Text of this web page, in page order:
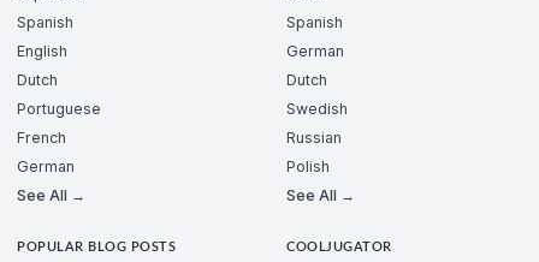
Spanish
English
Dutch
Portuguese
French
German
See All →
Spanish
German
Dutch
Swedish
Russian
Polish
See All →
POPULAR BLOG POSTS COOLJUGATOR